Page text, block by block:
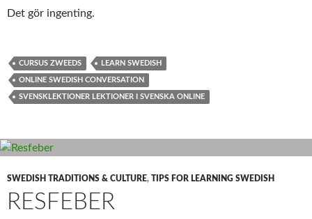
Det gör ingenting.
CURSUS ZWEEDS LEARN SWEDISH
ONLINE SWEDISH CONVERSATION
SVENSKLEKTIONER LEKTIONER I SVENSKA ONLINE
SWEDISH TRADITIONS & CULTURE, TIPS FOR LEARNING SWEDISH
RESFEBER